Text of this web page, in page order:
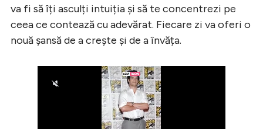
va fi să îți asculți intuiția și să te concentrezi pe
ceea ce contează cu adevărat. Fiecare zi va oferi o
nouă șansă de a crește și de a învăța.